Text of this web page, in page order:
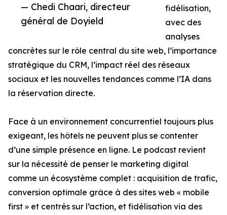
— Chedi Chaari, directeur
général de Doyield
fidélisation,
avec des
analyses
concrètes sur le rôle central du site web, l’importance
stratégique du CRM, l’impact réel des réseaux
sociaux et les nouvelles tendances comme l’IA dans
la réservation directe.
Face à un environnement concurrentiel toujours plus
exigeant, les hôtels ne peuvent plus se contenter
d’une simple présence en ligne. Le podcast revient
sur la nécessité de penser le marketing digital
comme un écosystème complet : acquisition de trafic,
conversion optimale grâce à des sites web « mobile
first » et centrés sur l’action, et fidélisation via des